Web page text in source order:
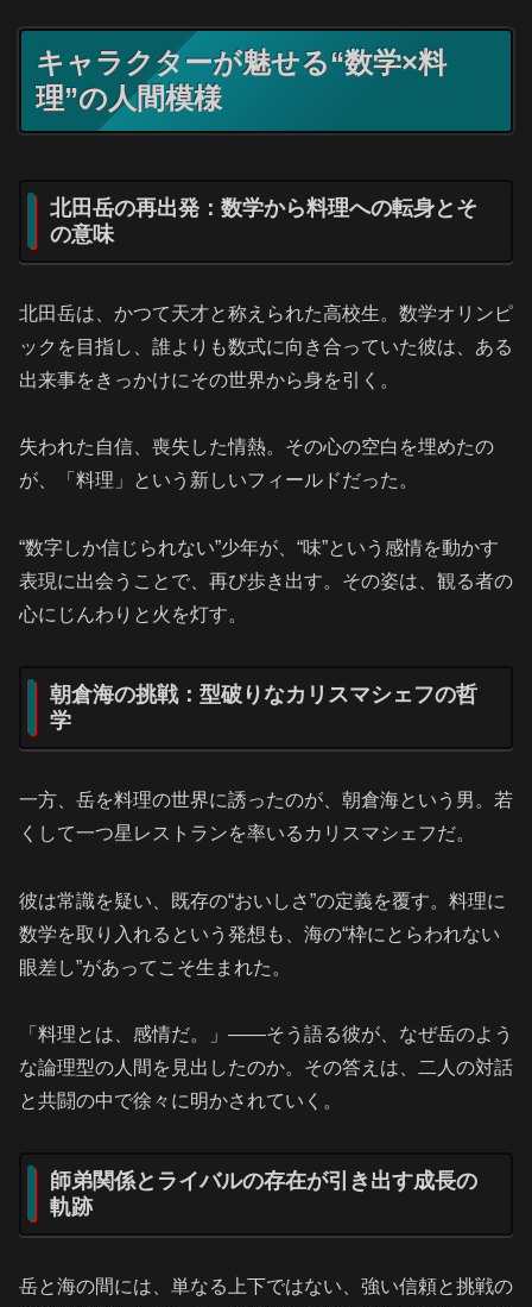
キャラクターが魅せる“数学×料
理”の人間模様
北田岳の再出発：数学から料理への転身とそ
の意味
北田岳は、かつて天才と称えられた高校生。数学オリンピ
ックを目指し、誰よりも数式に向き合っていた彼は、ある
出来事をきっかけにその世界から身を引く。
失われた自信、喪失した情熱。その心の空白を埋めたの
が、「料理」という新しいフィールドだった。
“数字しか信じられない”少年が、“味”という感情を動かす
表現に出会うことで、再び歩き出す。その姿は、観る者の
心にじんわりと火を灯す。
朝倉海の挑戦：型破りなカリスマシェフの哲
学
一方、岳を料理の世界に誘ったのが、朝倉海という男。若
くして一つ星レストランを率いるカリスマシェフだ。
彼は常識を疑い、既存の“おいしさ”の定義を覆す。料理に
数学を取り入れるという発想も、海の“枠にとらわれない
眼差し”があってこそ生まれた。
「料理とは、感情だ。」――そう語る彼が、なぜ岳のよう
な論理型の人間を見出したのか。その答えは、二人の対話
と共闘の中で徐々に明かされていく。
師弟関係とライバルの存在が引き出す成長の
軌跡
岳と海の間には、単なる上下ではない、強い信頼と挑戦の